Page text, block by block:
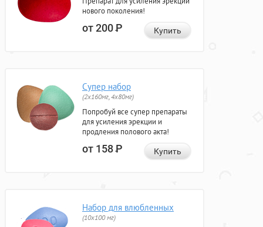
нового поколения!
от 200Р Купить
Супер набор
(2х160мг, 4х80мг)
Попробуй все супер препараты
для усиления эрекции и
продления полового акта!
от 158Р Купить
Набор для влюбленных
(10х100 мг)